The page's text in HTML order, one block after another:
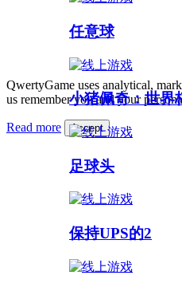
任意球
小猪佩奇：世界
足球头
保持UPS的2
QwertyGame uses analytical,
us remember you and your
Read more Accept